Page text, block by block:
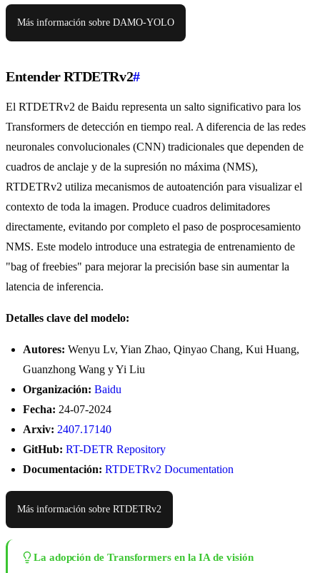
Más información sobre DAMO-YOLO
Entender RTDETRv2#
El RTDETRv2 de Baidu representa un salto significativo para los
Transformers de detección en tiempo real. A diferencia de las redes
neuronales convolucionales (CNN) tradicionales que dependen de
cuadros de anclaje y de la supresión no máxima (NMS),
RTDETRv2 utiliza mecanismos de autoatención para visualizar el
contexto de toda la imagen. Produce cuadros delimitadores
directamente, evitando por completo el paso de posprocesamiento
NMS. Este modelo introduce una estrategia de entrenamiento de
"bag of freebies" para mejorar la precisión base sin aumentar la
latencia de inferencia.
Detalles clave del modelo:
Autores: Wenyu Lv, Yian Zhao, Qinyao Chang, Kui Huang,
Guanzhong Wang y Yi Liu
Organización: Baidu
Fecha: 24-07-2024
Arxiv: 2407.17140
GitHub: RT-DETR Repository
Documentación: RTDETRv2 Documentation
Más información sobre RTDETRv2
La adopción de Transformers en la IA de visión